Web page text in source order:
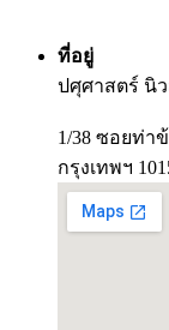
ที่อยู่
ปศุศาสตร์ นิว
1/38 ซอยท่า
กรุงเทพฯ